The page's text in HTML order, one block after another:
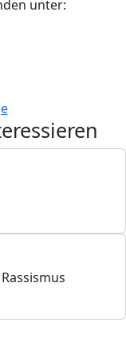
unter: